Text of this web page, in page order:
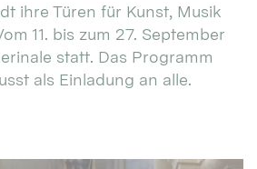
ihre Türen für Kunst, Musik
11. bis zum 27. September
statt. Das Programm
als Einladung an alle.